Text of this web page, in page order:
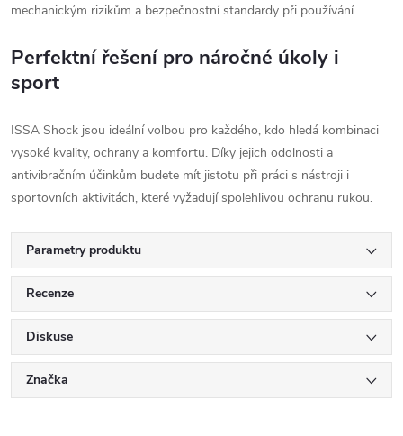
mechanickým rizikům a bezpečnostní standardy při používání.
Perfektní řešení pro náročné úkoly i
sport
ISSA Shock jsou ideální volbou pro každého, kdo hledá kombinaci
vysoké kvality, ochrany a komfortu. Díky jejich odolnosti a
antivibračním účinkům budete mít jistotu při práci s nástroji i
sportovních aktivitách, které vyžadují spolehlivou ochranu rukou.
Parametry produktu
Recenze
Diskuse
Značka